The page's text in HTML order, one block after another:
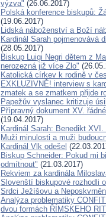
výzva" (26.06.2017)
Polská konference biskupů:
(19.06.2017)
Lidská náboženství a Boží
Kardinál Sarah pojmenovává
(28.05.2017)
Biskup Luigi Negri dětem z
nerozezná již více Zlo"
Katolická církev k rodině v
EXKLUZIVNĚ! interview s
zmatek a se zmatkem přijde
Papežův vyslanec kritizuje
Přípravný dokument XV.
(19.04.2017)
Kardinál Sarah: Benedikt
Muži minulosti a muži
Kardinál Vlk odešel
Biskup Schneider: Pokud mi
odmítnout" (21.03.2017)
Rekviem za kardinála
Slovenští biskupové rozhodli
Srdci Ježíšovu a
Analýza problematiky
dvou formách ŘÍMSKEHO